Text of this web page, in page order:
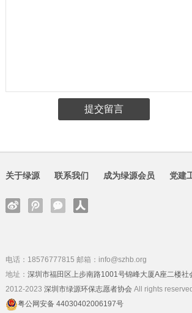
关于绿源 联系我们 成为绿源会员 党建
电话：18576777815 邮箱：info@szhb.org
地址： 深圳市福田区上步南路1001号锦峰大厦A座二楼社
2012-2023 深圳市绿源环保志愿者协会All rights
粤公网安备 44030402006197号